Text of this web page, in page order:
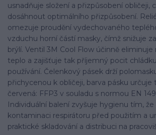
usnadňuje složení a přizpůsobení obličeji,
dosáhnout optimálního přizpůsobení.
omezuje proudění vydechovaného
vzduchu horní částí masky, čímž snižuje
brýlí. Ventil 3M Cool Flow účinně
teplo a zajišťuje tak příjemný pocit
používání. Čelenkový pásek drží
přichycenou k obličeji, barva pásku určuje
červená: FFP3 v souladu s normou EN
Individuální balení zvyšuje hygienu tím, že
kontaminaci respirátoru před použitím a
praktické skladování a distribuci na